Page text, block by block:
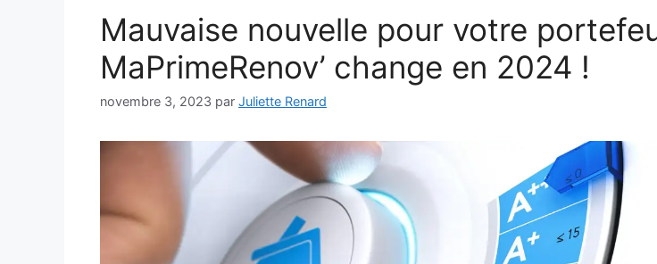
Mauvaise nouvelle pour votre
MaPrimeRenov’ change en 2024 !
novembre 3, 2023 par Juliette Renard